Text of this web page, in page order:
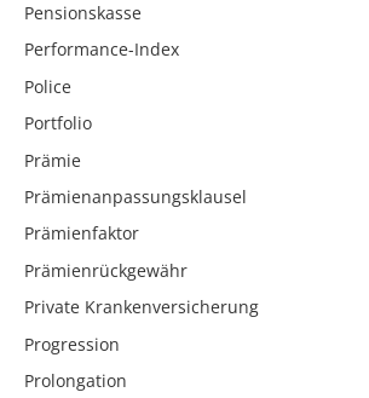
Pensionskasse
Performance-Index
Police
Portfolio
Prämie
Prämienanpassungsklausel
Prämienfaktor
Prämienrückgewähr
Private Krankenversicherung
Progression
Prolongation